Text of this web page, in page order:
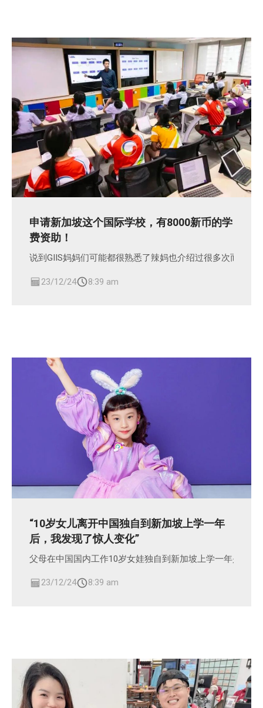
申请新加坡这个国际学校，有8000新币的学
费资助！
说到GIIS妈妈们可能都很熟悉了辣妈也介绍过很多次而且
23/12/24 8:39 am
“10岁女儿离开中国独自到新加坡上学一年
后，我发现了惊人变化”
父母在中国国内工作10岁女娃独自到新加坡上学一年是什么
23/12/24 8:39 am